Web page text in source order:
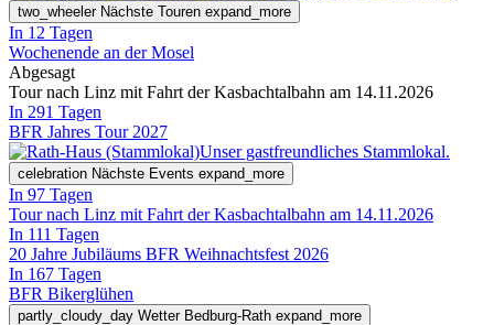
two_wheeler Nächste Touren expand_more
In 12 Tagen
Wochenende an der Mosel
Abgesagt
Tour nach Linz mit Fahrt der Kasbachtalbahn am 14.11.2026
In 291 Tagen
BFR Jahres Tour 2027
Unser gastfreundliches Stammlokal.
celebration Nächste Events expand_more
In 97 Tagen
Tour nach Linz mit Fahrt der Kasbachtalbahn am 14.11.2026
In 111 Tagen
20 Jahre Jubiläums BFR Weihnachtsfest 2026
In 167 Tagen
BFR Bikerglühen
partly_cloudy_day Wetter Bedburg-Rath expand_more